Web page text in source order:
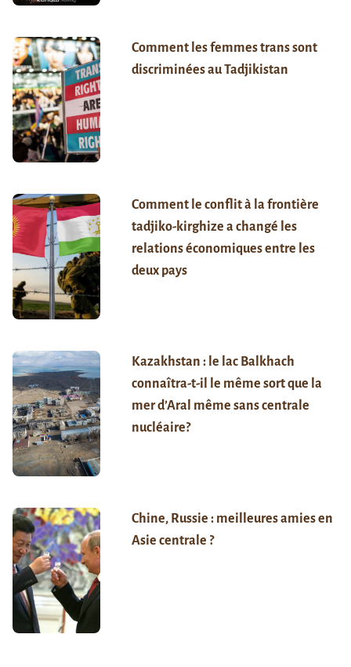
Comment les femmes trans sont
discriminées au Tadjikistan
Comment le conflit à la frontière
tadjiko-kirghize a changé les
relations économiques entre les
deux pays
Kazakhstan : le lac Balkhach
connaîtra-t-il le même sort que la
mer d’Aral même sans centrale
nucléaire?
Chine, Russie : meilleures amies en
Asie centrale ?